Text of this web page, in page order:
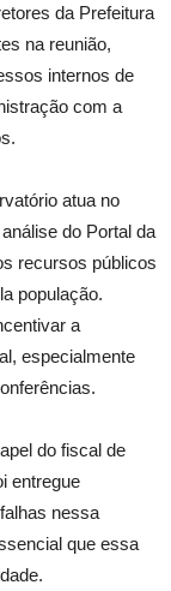
da Prefeitura
na reunião,
internos de
com a
atua no
do Portal da
recursos públicos
população.
a
especialmente
do fiscal de
entregue
nessa
que essa